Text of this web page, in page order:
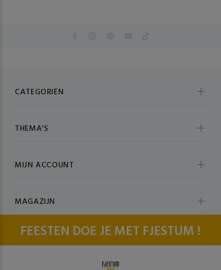
FEESTEN DOE JE MET FJESTUM !
CATEGORIËN
THEMA'S
MIJN ACCOUNT
MAGAZIJN